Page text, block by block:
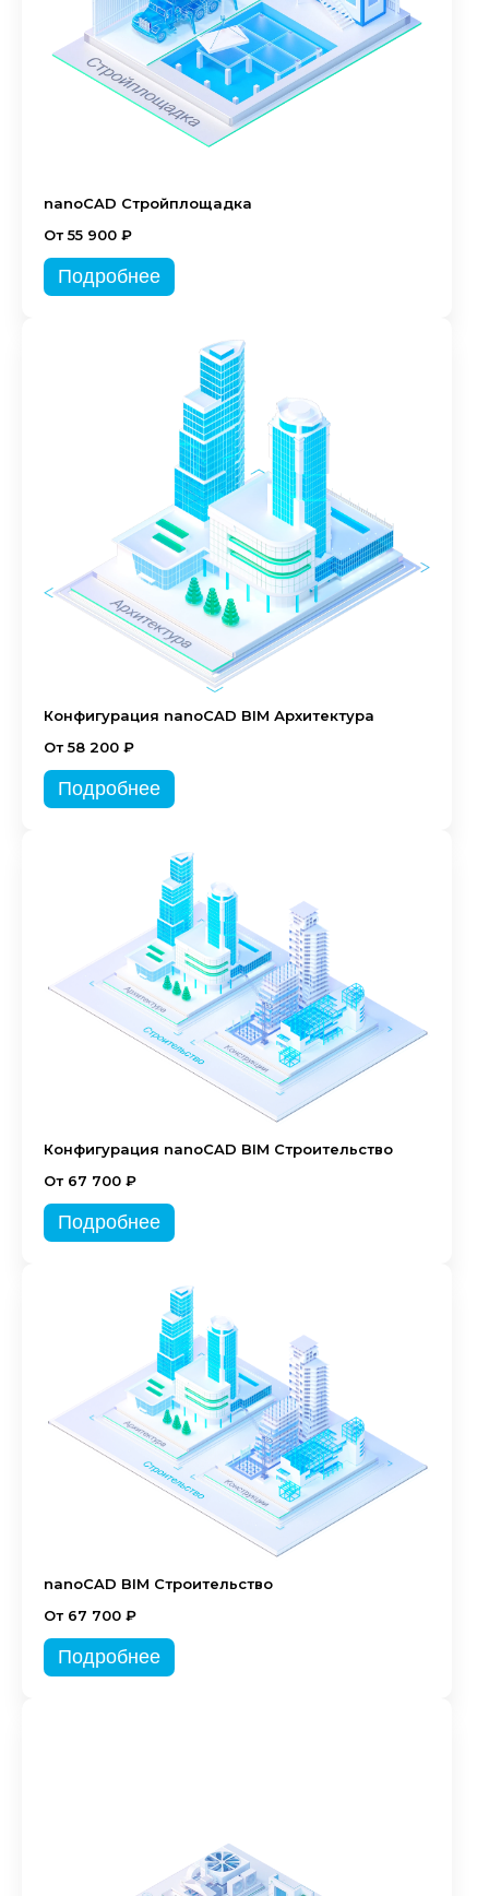
nanoCAD Стройплощадка
От 55 900 ₽
Подробнее
Конфигурация nanoCAD BIM Архитектура
От 58 200 ₽
Подробнее
Конфигурация nanoCAD BIM Строительство
От 67 700 ₽
Подробнее
nanoCAD BIM Строительство
От 67 700 ₽
Подробнее